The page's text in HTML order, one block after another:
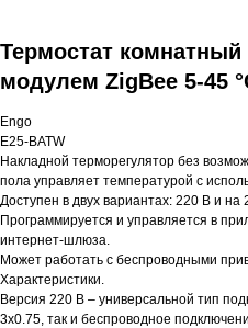
Термостат
модулем ZigBee 5-45
Engo
E25-BATW
Накладной терморегулятор без
пола управляет температурой с
Доступен в двух вариантах: 220 В и на
Программируется и управляется в
интернет-шлюза.
Может работать с беспроводными
Характеристики.
Версия 220 В – универсальной тип
3x0.75, так и беспроводное